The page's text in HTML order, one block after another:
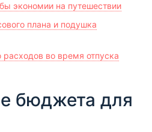
экономии на путешествии
плана и подушка
во время отпуска
бюджета для